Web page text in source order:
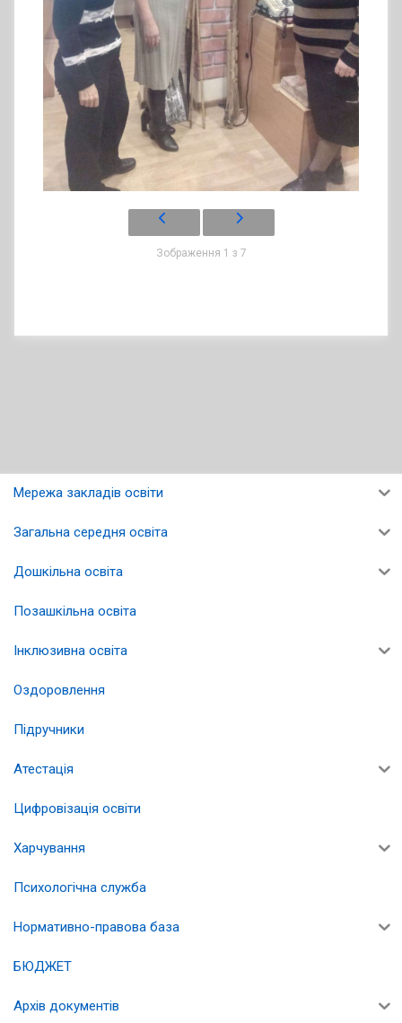
Зображення 1 з 7
Мережа закладів освіти
Загальна середня освіта
Дошкільна освіта
Позашкільна освіта
Інклюзивна освіта
Оздоровлення
Підручники
Атестація
Цифровізація освіти
Харчування
Психологічна служба
Нормативно-правова база
БЮДЖЕТ
Архів документів